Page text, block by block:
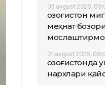
05 avgust 2026,
Қозоғистон
меҳнат
01 avgust 2026,
нархлари